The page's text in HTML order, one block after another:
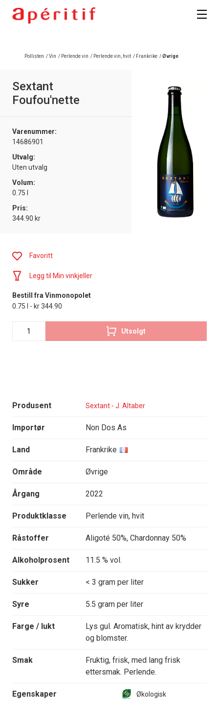
Pollisten /Vin / Perlende vin / Perlende vin, hvit / Frankrike /Øvrige
Sextant
Foufou'nette
Varenummer:
14686901
Utvalg:
Uten utvalg
Volum:
0.75 l
Pris:
344.90 kr
Produsent Sextant - J. Altaber
Importør Non Dos As
Land Frankrike
Område Øvrige
Årgang 2022
Produktklasse Perlende vin, hvit
Råstoffer Aligoté 50%, Chardonnay 50%
Alkoholprosent 11.5 % vol.
Sukker < 3 gram per liter
Syre 5.5 gram per liter
Farge / lukt
Lys gul. Aromatisk, hint av krydder
og blomster.
Smak
Fruktig, frisk, med lang frisk
ettersmak. Perlende.
Egenskaper Økologisk
Favoritt
Legg til Min vinkjeller
Bestill fra Vinmonopolet
0.75 l - kr 344.90
Utsolgt